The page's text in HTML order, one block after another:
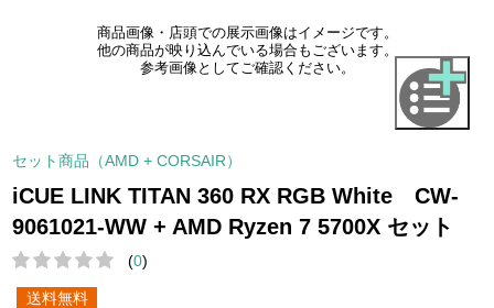
商品画像・店頭での展示画像はイメージです。
他の商品が映り込んでいる場合もございます。
参考画像としてご確認ください。
セット商品（AMD + CORSAIR）
iCUE LINK TITAN 360 RX RGB White CW-
9061021-WW + AMD Ryzen 7 5700X セット
(0)
送料無料